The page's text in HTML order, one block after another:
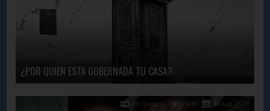
¿POR QUIEN ESTA GOBERNADA TU CASA?
14 Aug, 2020
2406
En Contacto